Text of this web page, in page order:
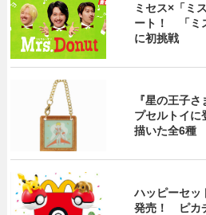
ミセス×「ミ
ート！ 「ミ
に初挑戦
『星の王子
プセルトイ
描いた全6種
ハッピーセッ
発売！ ピカ